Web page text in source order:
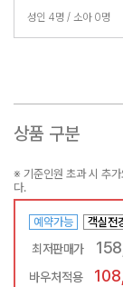
상품 구분
※ 기준인원 초과 시 추
다.
예약가능 객실전
최저판매가
바우처적용